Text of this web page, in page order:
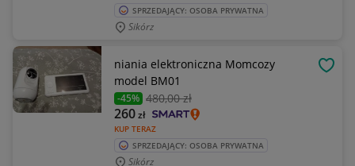
SPRZEDAJĄCY: OSOBA PRYWATNA
Sikórz
niania elektroniczna Momcozy
model BM01
-45% 480,00 zł
KUP TERAZ
260zł
SPRZEDAJĄCY: OSOBA PRYWATNA
Sikórz